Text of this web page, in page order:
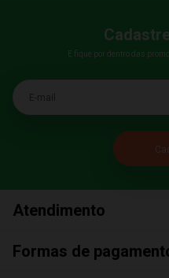
E fique por dentro das
E-mail
Atendimento
Formas de